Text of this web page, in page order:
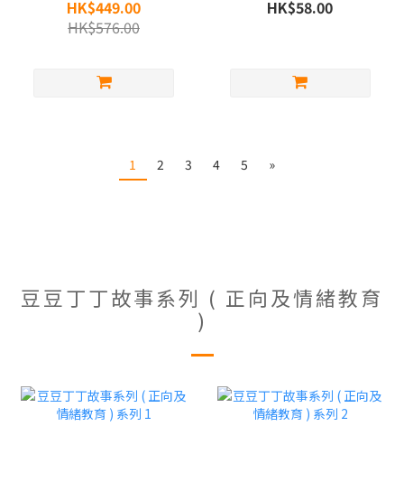
HK$449.00
HK$576.00
HK$58.00
1 2 3 4 5 »
豆豆丁丁故事系列 ( 正向及情緒教育
)